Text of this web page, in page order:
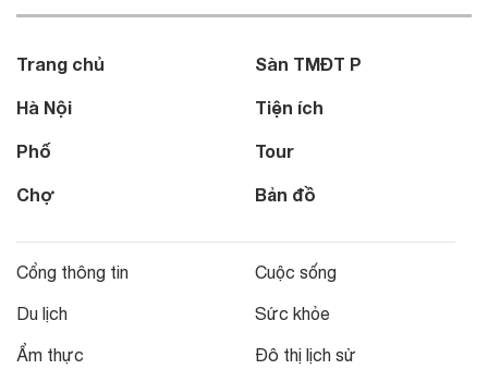
Trang chủ
Hà Nội
Phố
Chợ
Sàn TMĐT P
Tiện ích
Tour
Bản đồ
Cổng thông tin
Du lịch
Ẩm thực
Cuộc sống
Sức khỏe
Đô thị lịch sử